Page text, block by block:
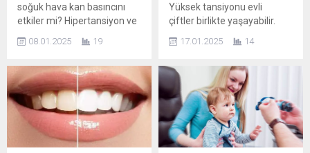
soğuk hava kan basıncını
etkiler mi? Hipertansiyon ve
Dr.Şekip Altunkan, soğuk
yükselttiğini söyledi. Bilindiği
gibi hipertansiyon çok
yaygın bir sorundur.
Dünyada yaklaşık bir milyar
üç yüz milyon civarında
hipertansiyon hastası vardır.
08.01.2025 19
Yüksek tansiyonu evli
çiftler birlikte yaşayabilir.
belirttiğine göre çok
araştırmada eşlerden
birisinde yüksek tansiyon
varsa, diğer eşin
yüksek tansiyona
yakalanma olasılığının fazla
olduğu belirlenmiştir. Esprili
17.01.2025 14